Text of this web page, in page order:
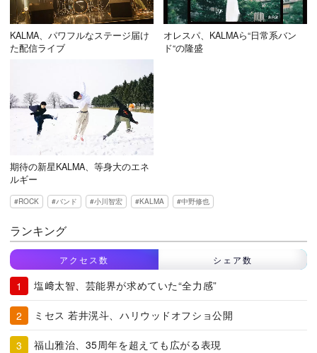
KALMA、パワフルなステージ届け
た配信ライブ
オレスパ、KALMAら“日常系バン
ド“の隆盛
期待の新星KALMA、等身大のエネ
ルギー
ROCK バンド 小川智宏 KALMA 中野修也
ランキング
アクセス数 シェア数
塩﨑太智、芸能界が求めていた“全力感”
ミセス 若井滉斗、ハリウッドオフショ公開
福山雅治、35周年を超えても広がる表現